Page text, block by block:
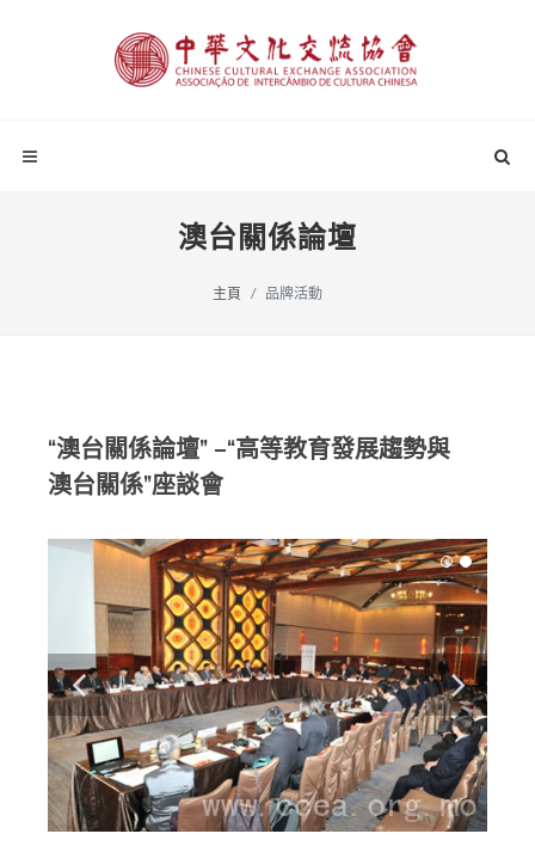
澳台關係論壇
主頁 品牌活動
“澳台關係論壇” –“高等教育發展趨勢與
澳台關係”座談會